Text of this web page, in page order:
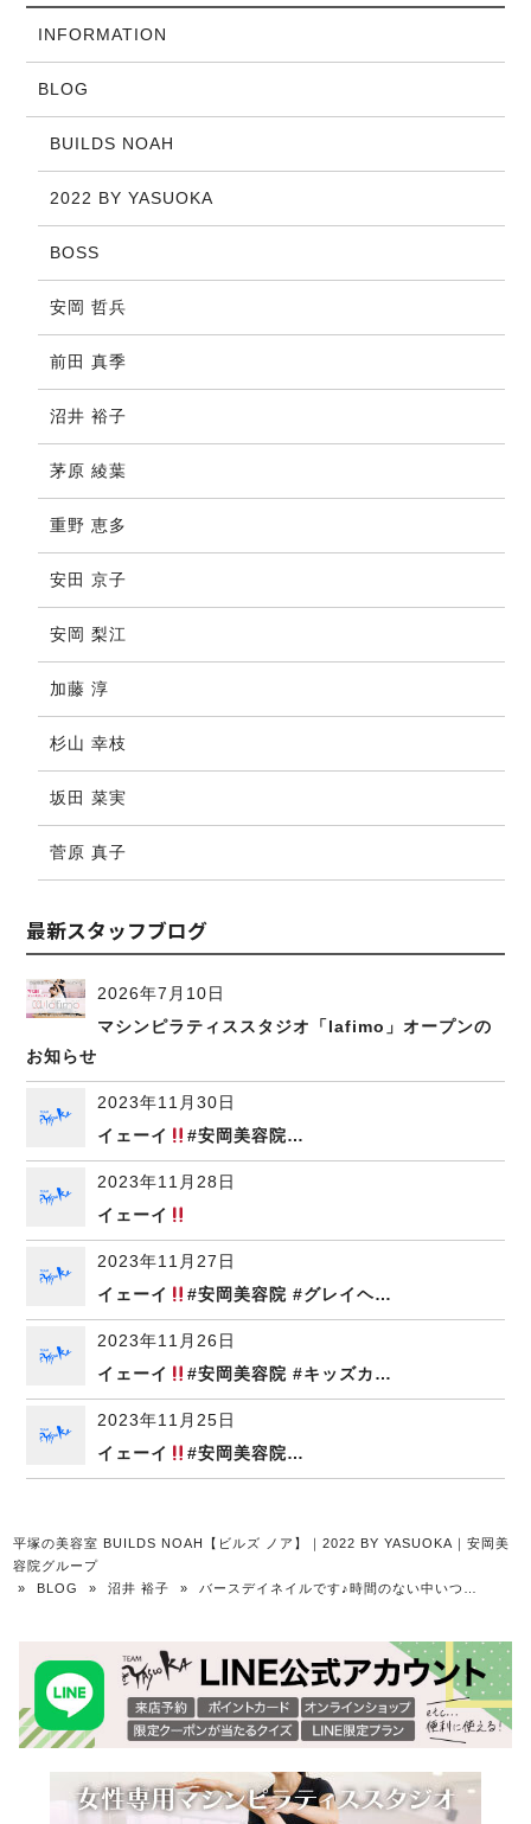
INFORMATION
BLOG
BUILDS NOAH
2022 BY YASUOKA
BOSS
安岡 哲兵
前田 真季
沼井 裕子
茅原 綾葉
重野 恵多
安田 京子
安岡 梨江
加藤 淳
杉山 幸枝
坂田 菜実
菅原 真子
最新スタッフブログ
2026年7月10日
マシンピラティススタジオ「lafimo」オープンの
お知らせ
2023年11月30日
イェーイ
#安岡美容院…
2023年11月28日
イェーイ
2023年11月27日
イェーイ
#安岡美容院 #グレイヘ…
2023年11月26日
イェーイ
#安岡美容院 #キッズカ…
2023年11月25日
イェーイ
#安岡美容院…
平塚の美容室 BUILDS NOAH【ビルズ ノア】｜2022 BY YASUOKA｜安岡美
容院グループ
»
BLOG » 沼井 裕子 » バースデイネイルです♪時間のない中いつ…